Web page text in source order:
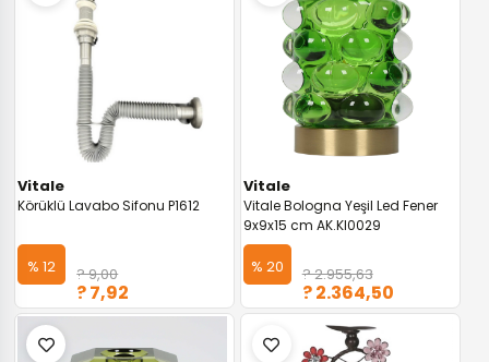
Vitale
Körüklü Lavabo Sifonu P1612
% 12 ? 9,00
? 7,92
Vitale
Vitale Bologna Yeşil Led Fener
9x9x15 cm AK.KI0029
% 20 ? 2.955,63
? 2.364,50